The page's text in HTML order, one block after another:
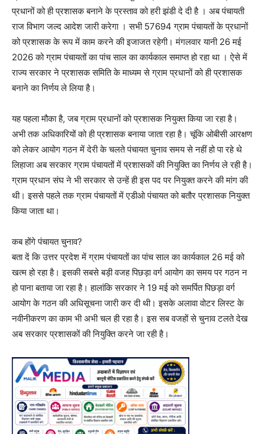
प्रधानों को ही प्रशासक बनाने के प्रस्ताव को हरी झंडी दे दी है । अब पंचायती
राज विभाग जल्द आदेश जारी करेगा । सभी 57694 ग्राम पंचायतों के प्रधानों
को प्रशासक के रूप में काम करने की इजाजत रहेगी। मंगलवार यानी 26 मई
2026 को ग्राम पंचायतों का पांच साल का कार्यकाल समाप्त हो रहा था । ऐसे में
राज्य सरकार ने प्रशासक समिति के माध्यम से ग्राम प्रधानों को ही प्रशासक
बनाने का निर्णय ले लिया है।
यह पहला मौका है, जब ग्राम प्रधानों को प्रशासक नियुक्त किया जा रहा है।
अभी तक अधिकारियों को ही प्रशासक बनाया जाता रहा है। चूंकि ओबीसी आरक्षण
को लेकर आयोग गठन में देरी के चलते पंचायत चुनाव समय से नहीं हो पा रहे थे
लिहाजा अब सरकार ग्राम पंचायतों में प्रशासकों की नियुक्ति का निर्णय ले रही है।
ग्राम प्रधान संघ ने भी सरकार से उन्हें ही इस पद पर नियुक्त करने की मांग की
थी। इससे पहले तक ग्राम पंचायतों में एडीओ पंचायत को बतौर प्रशासक नियुक्त
किया जाता था।
कब होंगे पंचायत चुनाव?
बता दें कि उत्तर प्रदेश में ग्राम पंचायतों का पांच साल का कार्यकाल 26 मई को
खत्म हो रहा है। इसकी सबसे बड़ी वजह पिछड़ा वर्ग आयोग का समय पर गठन न
हो पाना बताया जा रहा है। हालांकि सरकार ने 19 मई को समर्पित पिछड़ा वर्ग
आयोग के गठन की अधिसूचना जारी कर दी थी। इसके अलावा वोटर लिस्ट के
नवीनीकरण का काम भी अभी चल ही रहा है। इस सब वजहों से चुनाव टलते देख
अब सरकार प्रशासकों की नियुक्ति करने जा रही है।